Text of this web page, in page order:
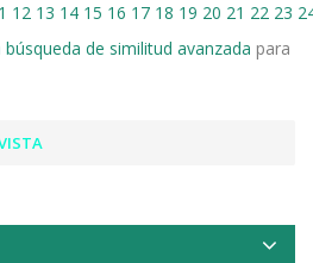
12 13 14 15 16 17 18 19 20 21 22 23
búsqueda de similitud avanzada para